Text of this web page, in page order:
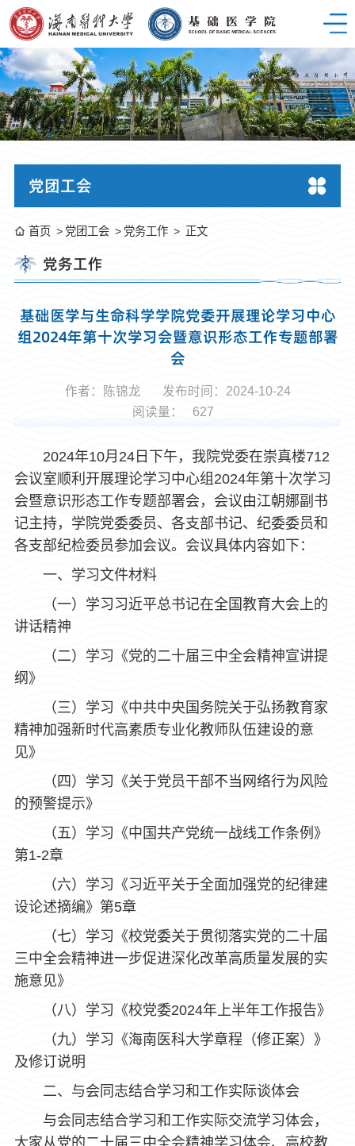
党团工会
首页 党团工会 党务工作 正文
党务工作
基础医学与生命科学学院党委开展理论学习中心
组2024年第十次学习会暨意识形态工作专题部署
会
作者：陈锦龙
发布时间：2024-10-24
阅读量：
627
2024年10月24日下午，我院党委在崇真楼712
会议室顺利开展理论学习中心组2024年第十次学习
会暨意识形态工作专题部署会，会议由江朝娜副书
记主持，学院党委委员、各支部书记、纪委委员和
各支部纪检委员参加会议。会议具体内容如下：
一、学习文件材料
（一）学习习近平总书记在全国教育大会上的
讲话精神
（二）学习《党的二十届三中全会精神宣讲提
纲》
（三）学习《中共中央国务院关于弘扬教育家
精神加强新时代高素质专业化教师队伍建设的意
见》
（四）学习《关于党员干部不当网络行为风险
的预警提示》
（五）学习《中国共产党统一战线工作条例》
第1-2章
（六）学习《习近平关于全面加强党的纪律建
设论述摘编》第5章
（七）学习《校党委关于贯彻落实党的二十届
三中全会精神进一步促进深化改革高质量发展的实
施意见》
（八）学习《校党委2024年上半年工作报告》
（九）学习《海南医科大学章程（修正案）》
及修订说明
二、与会同志结合学习和工作实际谈体会
与会同志结合学习和工作实际交流学习体会，